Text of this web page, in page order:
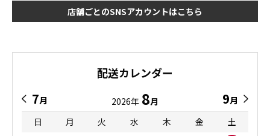
店舗ごとのSNSアカウントはこちら
配送カレンダー
7月 2026年 8月 9月
日
月 火 水 木 金
土